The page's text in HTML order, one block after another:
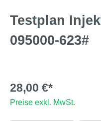
Testplan
095000-623#
28,00 €*
Preise exkl. MwSt.